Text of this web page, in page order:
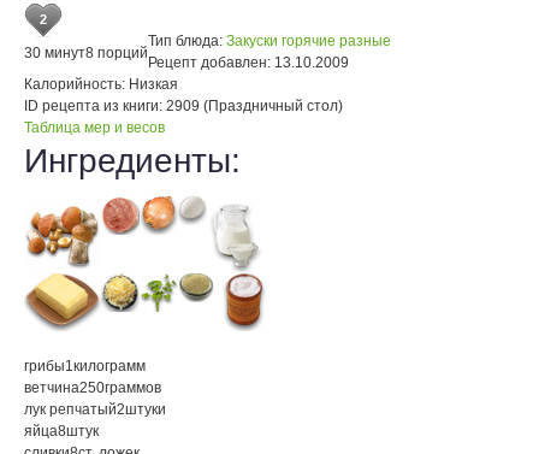
2
30 минут8 порций
Тип блюда: Закуски горячие разные
Рецепт добавлен: 13.10.2009
Калорийность: Низкая
ID рецепта из книги: 2909 (Праздничный стол)
Таблица мер и весов
Ингредиенты:
грибы1килограмм
ветчина250граммов
лук репчатый2штуки
яйца8штук